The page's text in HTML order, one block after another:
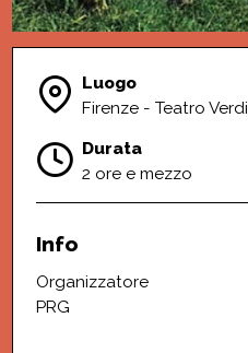
Luogo
Firenze - Teatro Verdi
Durata
2 ore e mezzo
Info
Organizzatore
PRG